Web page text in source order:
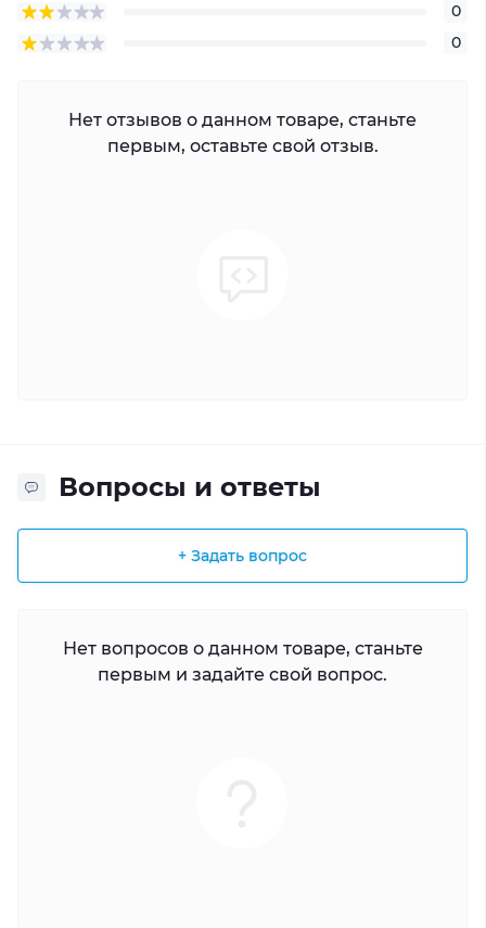
0
0
Нет отзывов о данном товаре, станьте
первым, оставьте свой отзыв.
Вопросы и ответы
+ Задать вопрос
Нет вопросов о данном товаре, станьте
первым и задайте свой вопрос.